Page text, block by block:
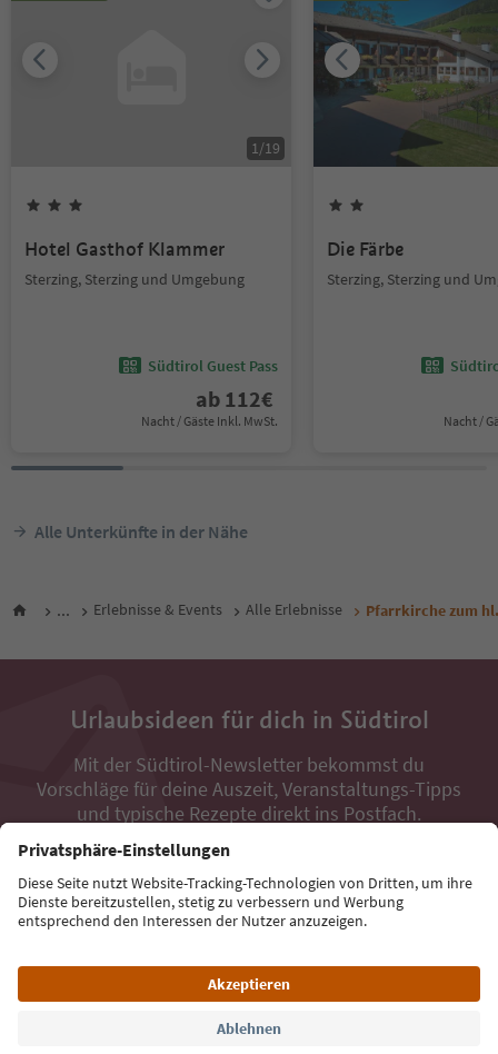
1/19
Hotel Gasthof Klammer
Sterzing, Sterzing und Umgebung
Südtirol Guest Pass
ab 112€
Nacht / Gäste Inkl. MwSt.
Die Färbe
Sterzing, Sterzing und
Nacht /
Alle Unterkünfte in der Nähe
... Erlebnisse & Events Alle Erlebnisse Pfarrkirche zum
Urlaubsideen für dich in Südtirol
Mit der Südtirol-Newsletter bekommst du
Vorschläge für deine Auszeit, Veranstaltungs-Tipps
und typische Rezepte direkt ins Postfach.
E-Mail Adresse